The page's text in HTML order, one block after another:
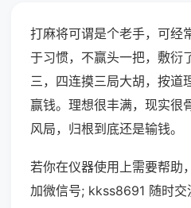
打麻将可谓是个老手，可经
于习惯，不赢头一把，敷衍
三，四连摸三局大胡，按道
赢钱。理想很丰满，现实很
风局，归根到底还是输钱。
若你在仪器使用上需要帮助
加微信号; kkss8691 随时交